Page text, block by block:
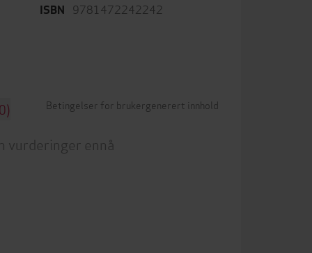
ISBN 9781472242242
Betingelser for brukergenerert innhold
vurderinger ennå